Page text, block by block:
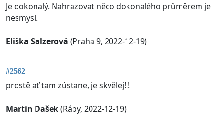
Je dokonalý. Nahrazovat něco dokonalého průměrem je
nesmysl.
Eliška Salzerová (Praha 9, 2022-12-19)
#2562
prostě ať tam zústane, je skvělej!!!
Martin Dašek(Ráby, 2022-12-19)